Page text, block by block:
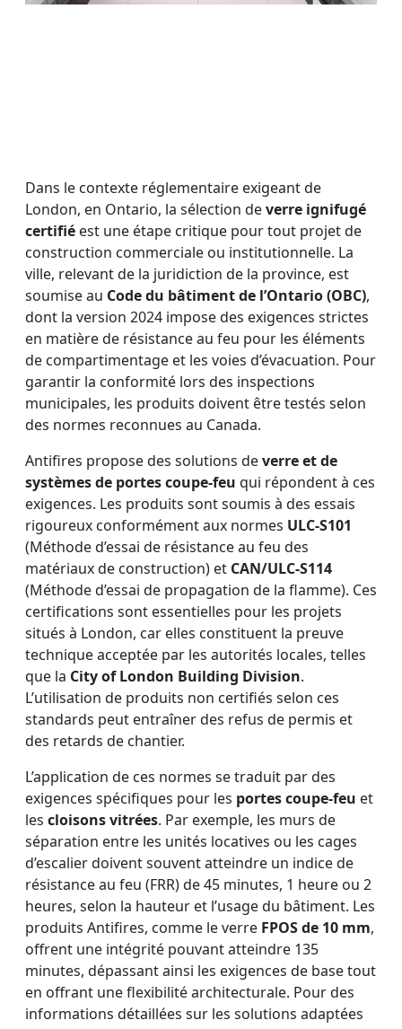
Dans le contexte réglementaire exigeant de
London, en Ontario, la sélection deverre ignifugé
certifié est une étape critique pour tout projet de
construction commerciale ou institutionnelle. La
ville, relevant de la juridiction de la province, est
soumise au Code du bâtiment de l’Ontario (OBC),
dont la version 2024 impose des exigences strictes
en matière de résistance au feu pour les éléments
de compartimentage et les voies d’évacuation. Pour
garantir la conformité lors des inspections
municipales, les produits doivent être testés selon
des normes reconnues au Canada.
Antifires propose des solutions deverre et de
systèmes de portes coupe-feu qui répondent à ces
exigences. Les produits sont soumis à des essais
rigoureux conformément aux normes ULC-S101
(Méthode d’essai de résistance au feu des
matériaux de construction) et CAN/ULC-S114
(Méthode d’essai de propagation de la flamme). Ces
certifications sont essentielles pour les projets
situés à London, car elles constituent la preuve
technique acceptée par les autorités locales, telles
que la City of London Building Division.
L’utilisation de produits non certifiés selon ces
standards peut entraîner des refus de permis et
des retards de chantier.
L’application de ces normes se traduit par des
exigences spécifiques pour les portes coupe-feu et
les cloisons vitrées. Par exemple, les murs de
séparation entre les unités locatives ou les cages
d’escalier doivent souvent atteindre un indice de
résistance au feu (FRR) de 45 minutes, 1 heure ou 2
heures, selon la hauteur et l’usage du bâtiment. Les
produits Antifires, comme le verre FPOS de 10 mm,
offrent une intégrité pouvant atteindre 135
minutes, dépassant ainsi les exigences de base tout
en offrant une flexibilité architecturale. Pour des
informations détaillées sur les solutions adaptées